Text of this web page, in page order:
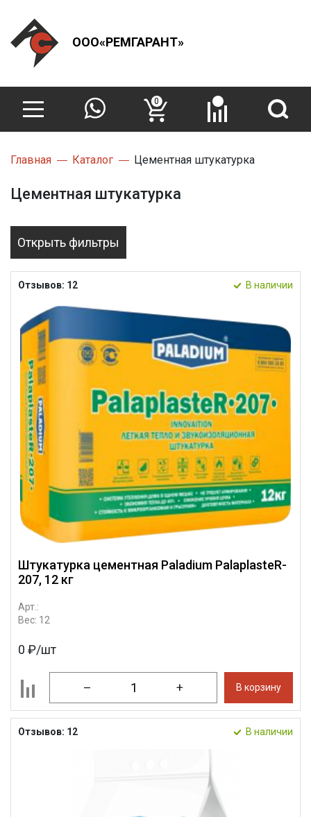
ООО«РЕМГАРАНТ»
0
Главная Каталог Цементная штукатурка
Цементная штукатурка
Открыть фильтры
Отзывов: 12 В наличии
Штукатурка цементная Paladium PalaplasteR-
207, 12 кг
Арт.:
Вес: 12
0 ₽/шт
– + В корзину
Отзывов: 12 В наличии